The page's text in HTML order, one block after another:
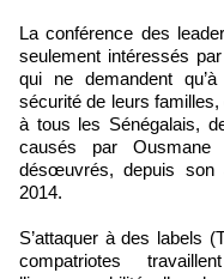
La conférence des
seulement intéressés
qui ne demandent
sécurité de leurs
à tous les Sénégalais,
causés par
désœuvrés, depuis son
2014.
S’attaquer à des labels
compatriotes